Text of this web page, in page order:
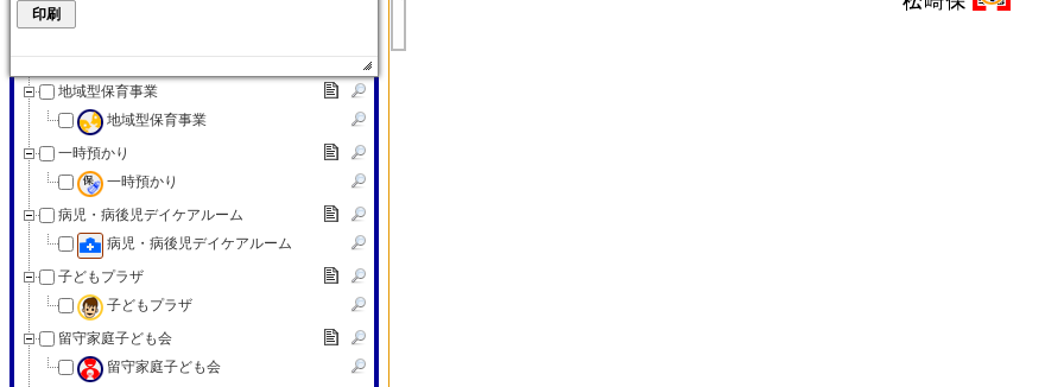
認可外保育施設
認可外保育施設
地域型保育事業
地域型保育事業
一時預かり
一時預かり
病児・病後児デイケアルーム
病児・病後児デイケアルーム
子どもプラザ
子どもプラザ
留守家庭子ども会
留守家庭子ども会